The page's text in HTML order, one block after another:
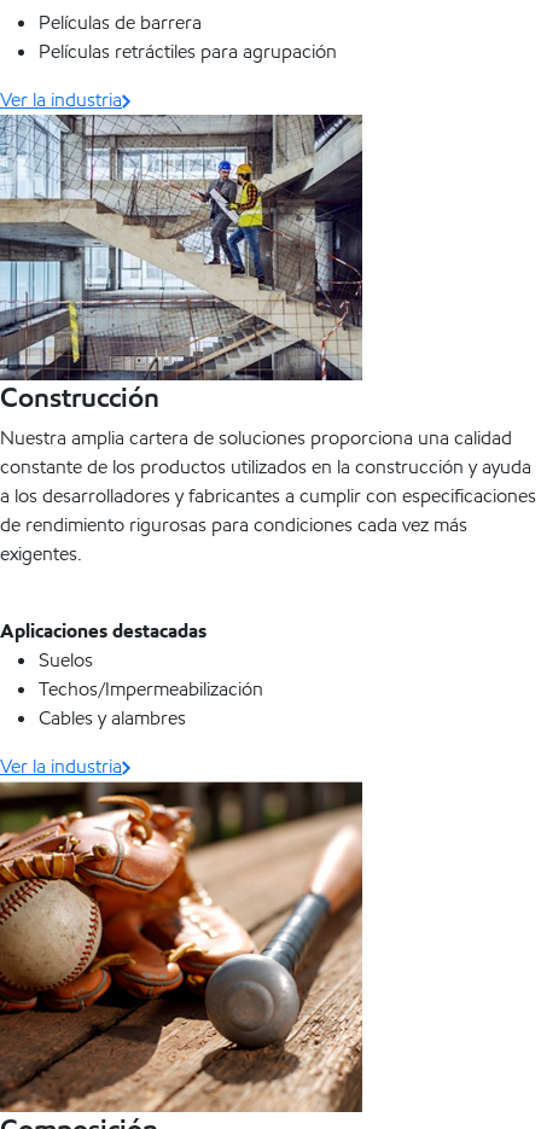
Películas de barrera
Películas retráctiles para agrupación
Ver la industria
Construcción
Nuestra amplia cartera de soluciones proporciona una calidad
constante de los productos utilizados en la construcción y ayuda
a los desarrolladores y fabricantes a cumplir con especificaciones
de rendimiento rigurosas para condiciones cada vez más
exigentes.
Aplicaciones destacadas
Suelos
Techos/Impermeabilización
Cables y alambres
Ver la industria